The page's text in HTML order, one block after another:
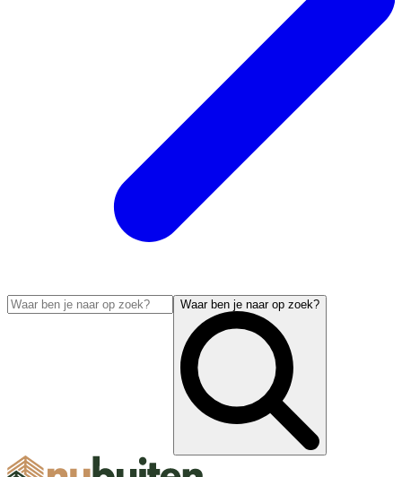
Waar ben je naar op zoek?